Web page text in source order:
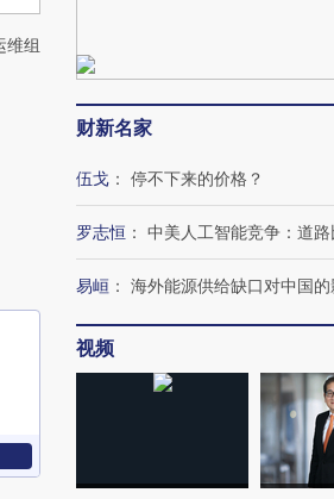
维组
财新名家
伍戈 ： 停不下来的价格？
罗志恒 ： 中美人工智能竞争：道
易峘 ： 海外能源供给缺口对中国的
视频